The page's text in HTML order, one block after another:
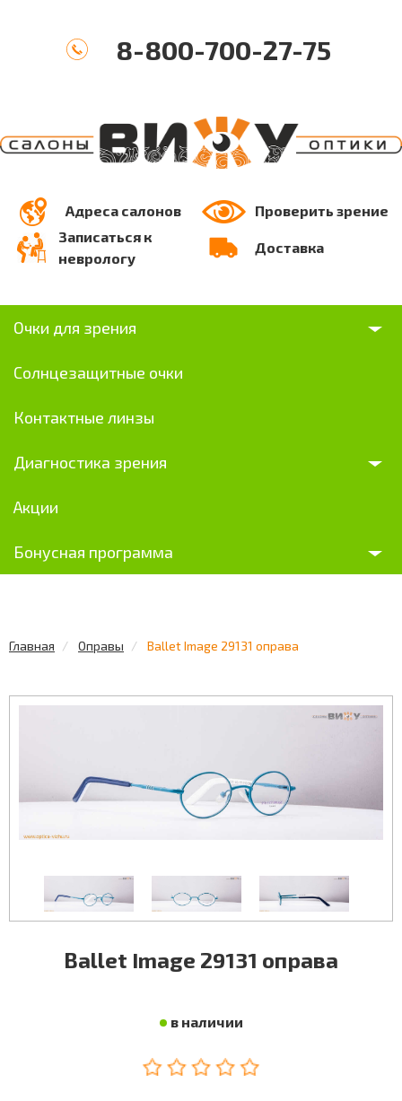
8-800-700-27-75
Адреса салонов
Проверить зрение
Записаться к
неврологу
Доставка
Очки для зрения
Солнцезащитные очки
Контактные линзы
Диагностика зрения
Акции
Бонусная программа
Главная Оправы Ballet Image 29131 оправа
Ballet Image 29131 оправа
в наличии